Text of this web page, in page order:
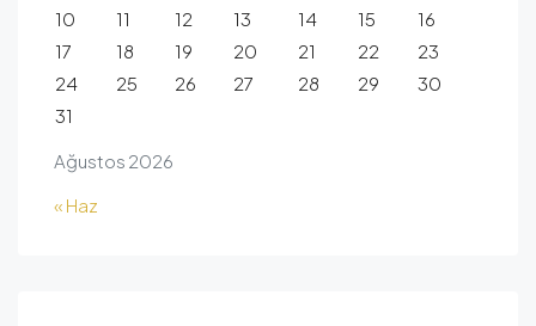
Ağustos 2026
10
11 12 13 14 15
16
17
18 19 20 21 22
23
24
25 26 27 28 29
30
31
« Haz